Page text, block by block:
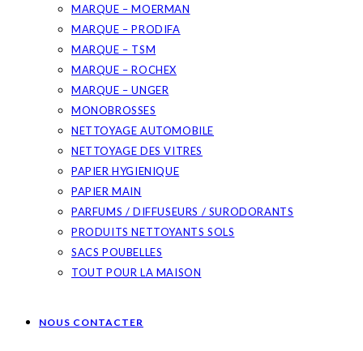
MARQUE – MOERMAN
MARQUE – PRODIFA
MARQUE – TSM
MARQUE – ROCHEX
MARQUE – UNGER
MONOBROSSES
NETTOYAGE AUTOMOBILE
NETTOYAGE DES VITRES
PAPIER HYGIENIQUE
PAPIER MAIN
PARFUMS / DIFFUSEURS / SURODORANTS
PRODUITS NETTOYANTS SOLS
SACS POUBELLES
TOUT POUR LA MAISON
NOUS CONTACTER